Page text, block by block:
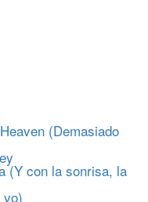
(Demasiado
(Y con la sonrisa, la
yo)